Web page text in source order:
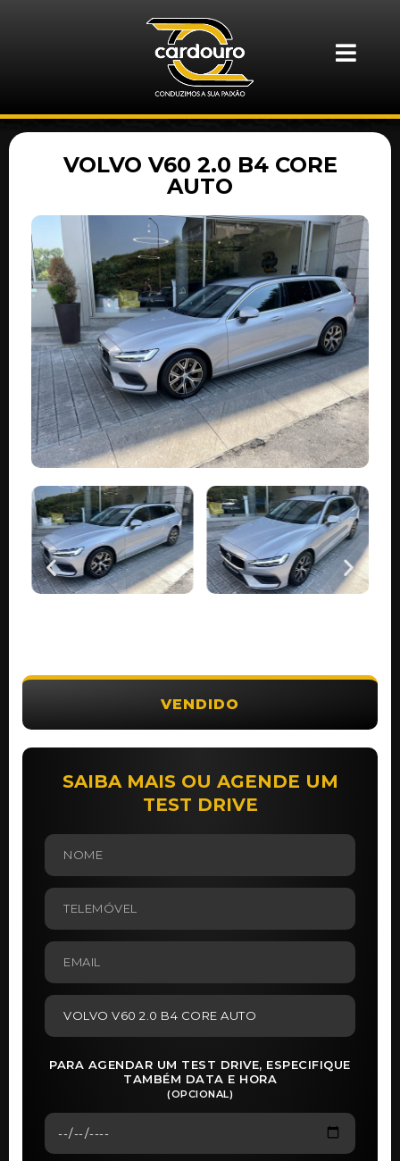
VOLVO V60 2.0 B4 CORE
AUTO
VENDIDO
SAIBA MAIS OU AGENDE UM
TEST DRIVE
PARA AGENDAR UM TEST DRIVE, ESPECIFIQUE
TAMBÉM DATA E HORA
(OPCIONAL)